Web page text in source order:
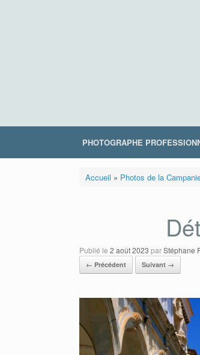
PHOTOGRAPHE
Accueil » Photos de la
Publié le 2 août 2023 parStéphane
← Précédent Suivant →